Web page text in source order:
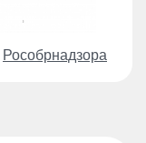
Рособрнадзора